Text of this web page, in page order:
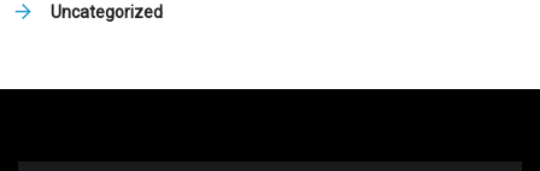
Uncategorized